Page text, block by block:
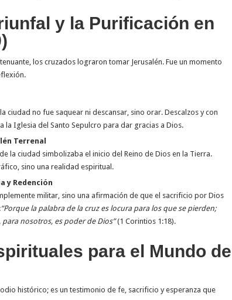
y la Purificación en
los cruzados lograron tomar Jerusalén. Fue un momento
ciudad no fue saquear ni descansar, sino orar. Descalzos y con
la Iglesia del Santo Sepulcro para dar gracias a Dios.
Terrenal
la ciudad simbolizaba el inicio del Reino de Dios en la Tierra.
sino una realidad espiritual.
y Redención
militar, sino una afirmación de que el sacrificio por Dios
“Porque la palabra de la cruz es locura para los que se pierden;
nosotros, es poder de Dios”(1 Corintios 1:18).
para el Mundo de
histórico; es un testimonio de fe, sacrificio y esperanza que